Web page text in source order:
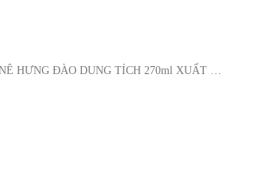
HƯNG ĐÀO DUNG TÍCH 270ml XUẤT …